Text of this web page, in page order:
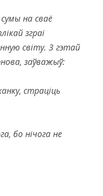
на сваё
зграі
світу. З гэтай
заўважыў:
страціць
бо нічога не